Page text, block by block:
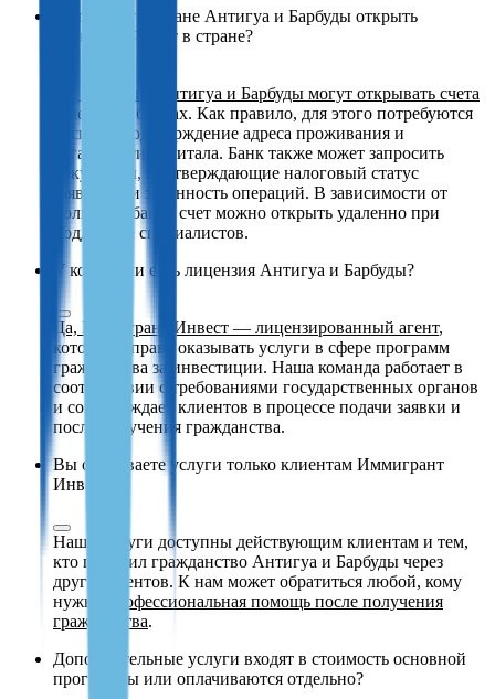
Могут ли граждане Антигуа и Барбуды открыть
банковский счет в стране?
Да, граждане Антигуа и Барбуды могут открывать счета
в местных банках. Как правило, для этого потребуются
паспорт, подтверждение адреса проживания и
легальности капитала. Банк также может запросить
документы, подтверждающие налоговый статус
заявителя и законность операций. В зависимости от
политики банка счет можно открыть удаленно при
поддержке специалистов.
У компании есть лицензия Антигуа и Барбуды?
Да, Иммигрант Инвест — лицензированный агент,
который вправе оказывать услуги в сфере программ
гражданства за инвестиции. Наша команда работает в
соответствии с требованиями государственных органов
и сопровождает клиентов в процессе подачи заявки и
после получения гражданства.
Вы оказываете услуги только клиентам Иммигрант
Инвест?
Наши услуги доступны действующим клиентам и тем,
кто получил гражданство Антигуа и Барбуды через
других агентов. К нам может обратиться любой, кому
нужна
профессиональная помощь после получения
гражданства.
Дополнительные услуги входят в стоимость основной
программы или оплачиваются отдельно?